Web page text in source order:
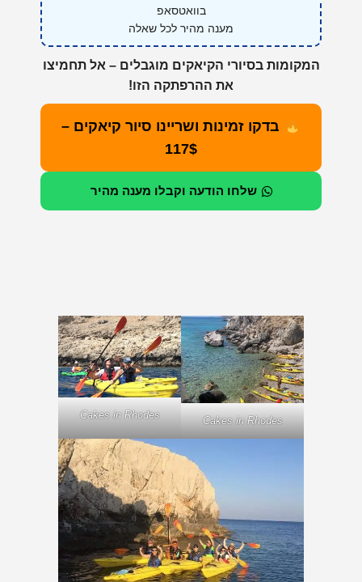
בוואטסאפ
מענה מהיר לכל שאלה
המקומות בסיורי הקיאקים מוגבלים – אל תחמיצו
את ההרפתקה הזו!
בדקו זמינות ושריינו סיור קיאקים –
117$
שלחו הודעה וקבלו מענה מהיר
Cakes in Rhodes
Cakes in Rhodes